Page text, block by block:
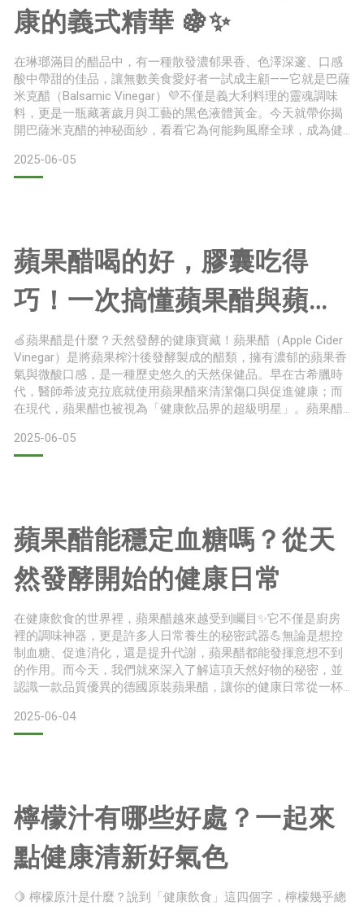
康的義式精華 🍇✨
在琳瑯滿目的醋品中，有一種散發濃郁果香、色澤深邃、口感
酸中帶甜的佳品，讓無數美食愛好者一試成主顧——它就是巴薩
米克醋（Balsamic Vinegar）💜不僅是義大利料理的靈魂調味
料，更是一瓶藏著歲月與工藝的黑色液體黃金。今天就帶你揭
開巴薩米克醋的神秘面紗，看看它為何能夠風靡全球，成為健
自義大利摩德納（Modena）地區的葡萄醋，其最大特色在於使
用葡萄濃縮汁釀造，並經長時間陳釀。與一般釀造醋不同，巴
2025-06-05
蘋果醋喝的好，膠囊吃得
巧！一次搞懂蘋果醋與蘋果
醋膠囊的差異與選擇指南✨
🍏蘋果醋是什麼？天然發酵的健康寶藏！蘋果醋（Apple Cider
Vinegar）是將蘋果榨汁後發酵製成的醋類，擁有濃郁的蘋果香
氣與微酸口感，是一種歷史悠久的天然保健品。早在古希臘時
代，醫師希波克拉底就使用蘋果醋來清潔傷口與促進健康；而
在現代，蘋果醋也被視為「健康飲品界的超級明星」。蘋果醋
酵過程中自然形成的酵素與益菌混合物，呈現混濁狀，通常出
現在「未過濾、未加熱」的蘋果醋中，這類產品保留最多天然
2025-06-05
蘋果醋能穩定血糖嗎？從天
然發酵開始的健康日常
在健康飲食的世界裡，蘋果醋越來越受到矚目✨它不僅是廚房
裡的調味神器，更是許多人日常養生的秘密武器💪無論是想控
制血糖、促進消化，還是提升代謝，蘋果醋都能發揮意想不到
的作用。而今天，我們就來深入了解這項天然好物的秘密，並
認識一款品質優異的德國原裝蘋果醋，讓你的健康日常從一杯
一種由新鮮蘋果🍎經過雙重天然發酵製成的健康醋。它融合了
果香、酸味與自然的甜味，不僅能增添料理層次，更富含多種
2025-06-04
檸檬汁有哪些好處？一起來
點健康清新好氣色
🍋 檸檬原汁是什麼？說到「健康飲食」這四個字，檸檬幾乎總